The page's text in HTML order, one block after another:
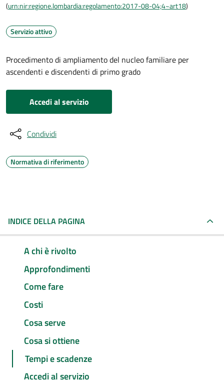
(urn:nir:regione.lombardia:regolamento:2017-08-04;4~art18)
Servizio attivo
Procedimento di ampliamento del nucleo familiare per
ascendenti e discendenti di primo grado
Accedi al servizio
Condividi
Normativa di riferimento
INDICE DELLA PAGINA
A chi è rivolto
Approfondimenti
Come fare
Costi
Cosa serve
Cosa si ottiene
Tempi e scadenze
Accedi al servizio